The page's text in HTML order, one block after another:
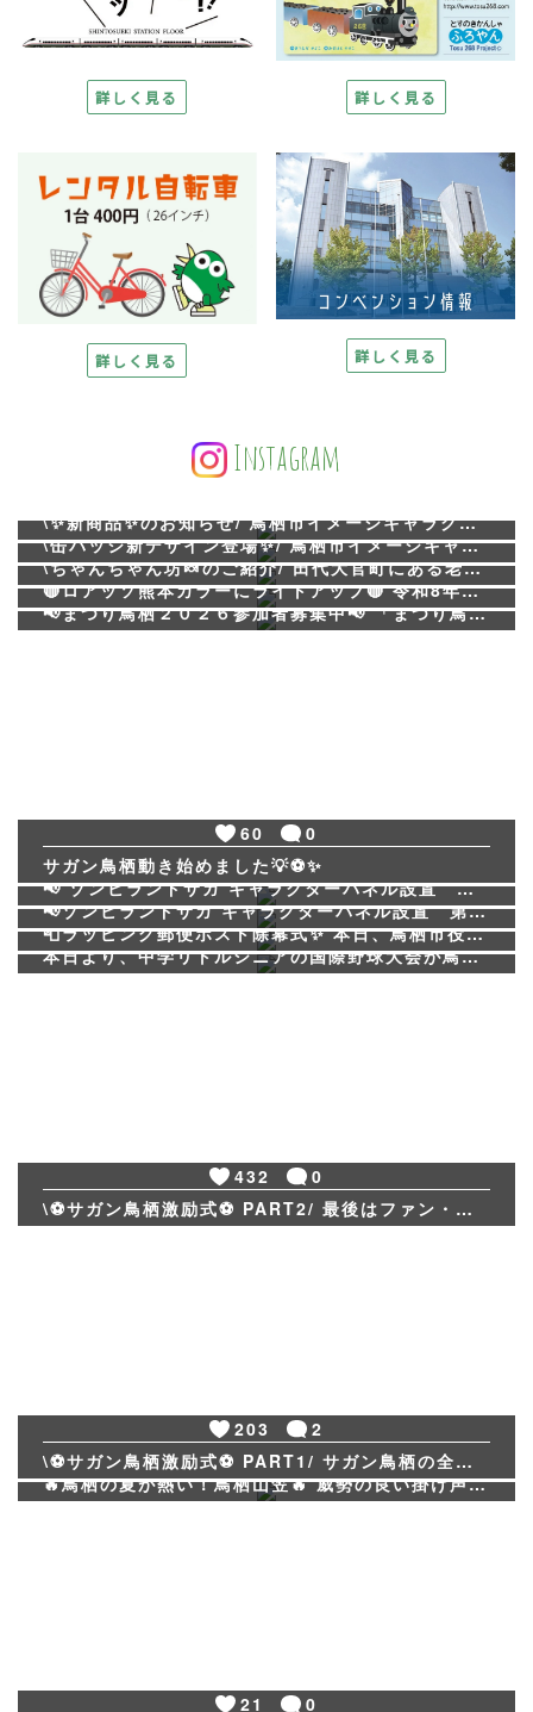
詳しく見る 詳しく見る
詳しく見る 詳しく見る
Instagram
\✨新商品✨のお知らせ/ 鳥栖市イメージキャラクター「とっとちゃん」のアクリルスタンドができました💚 デザインは全部で3種類🎉 飾って楽しむのはもちろん、 お土産やプレゼントにもぴったり🎁✨ ⚽ 8月8日のホーム開幕戦で販売開始！ ぜひ会場でご購入ください🤗🍀 #とっとちゃん #鳥栖市公式キャラクター #アクリルスタンド #鳥栖土産 #鳥栖
\缶バッジ新デザイン登場✨/ 鳥栖市イメージキャラクター「とっとちゃん」の新しい缶バッジができました🍀 バッグやポーチにつけたり、お土産や旅の記念にもぴったり♬ 新鳥栖駅観光案内所やサガン鳥栖ホーム戦などで販売🌼 ⚽8月8日のホーム開幕戦でも販売します！ 今回ご紹介したデザイン以外にも、さまざまなデザイン缶バッジをご用意しています✨ 皆さまのお越しをお待ちしています😊 #とっとちゃん #鳥栖市公式キャラクター #缶バッジ #ご当地グッズ #新鳥栖駅観光案内所 #鳥栖
28
0
\ちゃんちゃん坊🍬のご紹介/ 田代大官町にある老舗和菓子店、山ノ内製菓本舗✨ 職人さんがひとつひとつ丁寧に作り続ける、鳥栖の郷土銘菓「ちゃんちゃん坊」 大豆・水飴・上白糖だけで作られた、どこか懐かしく素朴な味わいが魅力です🍬 鳥栖で長く愛され続ける「ちゃんちゃん坊」 ぜひ一度、そのやさしい甘さを味わってみてください😊 新鳥栖駅観光案内所でも販売中です🚄 ------------------------------------ 📍 山ノ内製菓本舗 住所：佐賀県鳥栖市田代大官町821-1 電話番号：0942-82-2771 営業時間：9:00～19:00 定休日：水・木曜日 駐車場：あり ------------------------------------ #山ノ内製菓本舗 #ちゃんちゃん坊 #飴 #鳥栖土産 #鳥栖
118
0
🔴ロアッソ熊本カラーにライトアップ🔴 令和8年熊本地震で被災された皆さま、並びにご家族さまに心からお見舞い申し上げます。 被災地の一日も早い復旧・復興を心よりお祈り申し上げます。 駅前不動産スタジアムでは、ロアッソ熊本のクラブカラー「赤色」にライトアップを行っています。 この灯りには、被災された皆さまの安全と、一日も早い復旧・復興への願いが込められています。 想いを込めた赤い光が、少しでも復興へのエールとなりますように。 💡 駅前不動産スタジアム外周ライトアップ期間 📅 8月1日（土）～8月7日（金） 🕕 20時00分～21時30分（予定） #駅前不動産スタジアム #サガン鳥栖 #ロアッソ熊本 #熊本地震 #ライトアップ
55
0
📢まつり鳥栖２０２６参加者募集中📢 「まつり鳥栖２０２６」のステージ出演・露店出店の募集を開始しました✨ 参加をご希望の方は、募集要項をご確認のうえ、お申込みください。 ※ 詳細は、ホームページをご確認ください。 URL：http://www.tosu-kanko.jp/ 📅 募集期間：8月3日（月）～8月10日（月） 皆さまのご応募をお待ちしております💫 #まつり鳥栖2026 #まつり鳥栖 #夏祭り #鳥栖
60
0
サガン鳥栖動き始めました💡⚽️✨️
109
0
📢 ゾンビランドサガ キャラクターパネル設置 第2弾✨ 県内7か所のうち、市内4か所に設置されているキャラクターパネル✨ 前編に続き、残り市内の3か所をご紹介します🎀 📍源さくら（鳥栖市役所） 📍水野愛（駅前不動産スタジアム） 📍ゆうぎり（鳥栖駅） ぜひ巡って、記念撮影をお楽しみください📸✨ 📅 設置期間：8月6日まで #鳥栖市 #サガン鳥栖 #鳥栖市民DAY #ゾンビランドサガ #源さくら #水野愛 #ゆうぎり #鳥栖市役所 #駅前不動産スタジアム #鳥栖駅
65
1
📢ゾンビランドサガ キャラクターパネル設置 第１弾✨ 『ゾンビランドサガ』のキャラクター 星川リリィが、新鳥栖駅観光案内所にご来臨...🌟 ぜひ観光案内所へお立ち寄りいただき、星川リリィと一緒に記念撮影をお楽しみください😊💕 なお、設置は8月6日までとなってまーす。急ぎましょう❣ 8月8日（土）に開催されるサガン鳥栖ホーム開幕戦「鳥栖市民DAY2026-27～光が彩るスペシャルナイト～」と、劇場版『ゾンビランドサガ ゆめぎんがパラダイス』とのコラボ企画✨ スタジアムでは『ゾンビランドサガ』とのコラボイベントやフォトスポットなども予定されています📸 ぜひスタジアムへ足を運び、ホーム開幕戦を一緒に盛り上げましょう🙌💙🩷 ▼詳しくはこちら 🏛️ 鳥栖市ホームページ https://www.city.tosu.lg.jp/soshiki/12/110401.html ⚽ サガン鳥栖公式サイト https://www.sagan-tosu.net/lp/2026-27/0808/ 🌟 劇場版『ゾンビランドサガ ゆめぎんがパラダイス』公式サイト https://zombielandsaga-movie.com/news/detail.php?id=1134474 #鳥栖市 #新鳥栖駅 #新鳥栖駅観光案内所 #サガン鳥栖 #鳥栖市民DAY #ゾンビランドサガ #星川リリィ
81
1
📮ラッピング郵便ポスト除幕式✨ 本日、鳥栖市役所前にて 「サガン鳥栖×SAGA久光スプリングス ラッピング郵便ポスト」の除幕式が行われました！ このラッピング郵便ポストは、鳥栖市とサガン鳥栖・SAGA久光スプリングスが協働で制作したもので、両チームを地域の皆さまにより身近に感じていただき、スポーツを通じた地域愛着のシンボルとして誕生しました✨ 除幕式には、🐻ぽすとーすと ⚽ウィントス 🏐ハルちゃん 🐥とっとちゃん が登場し、会場を盛り上げてくれました✨ ラッピング郵便ポストは、 📍鳥栖市役所📍鳥栖駅📍新鳥栖駅 の3か所に設置されています！ ぜひお近くにお越しの際はご覧ください😊🍀 #鳥栖市 #サガン鳥栖 #SAGA久光スプリングス #ラッピング郵便ポスト #郵便ポスト #ぽすとーすと #ウィントス #ハルちゃん #とっとちゃん #スポーツのまち
64
0
本日より、中学リトルシニアの国際野球大会が鳥栖市をメイン球場に開催されています⚾️✨️ 鳥栖市民球場にて、鳥栖・佐賀の銘菓やとっとちゃんグッズ等販売しております！ 大会名入りの記念缶バッジも販売中🪄 数に限りがありますので、ぜひお早めにお立ち寄りください😊🙌 #野球大会 #佐賀土産 #鳥栖土産 #鳥栖
432
0
\⚽サガン鳥栖激励式⚽ PART2/ 最後はファン・サポーターの皆さまとハイタッチ！😊🙌 温かい雰囲気に包まれた退場となりました✨ @sagantosu_official #サガン鳥栖 #Sagantosu #鳥栖市 #2026_27シーズン #激励式 #Jリーグ #鳥栖
203
2
\⚽サガン鳥栖激励式⚽ PART1/ サガン鳥栖の全選手・スタッフの皆さんが鳥栖市役所を表敬訪問され、2026/27シーズン激励式が行われました！✨ 新シーズンへの期待と熱気に包まれた会場🔥 選手・スタッフの皆さんの力強い姿に、これから始まるシーズンがますます楽しみになりました😊 鳥栖のまち全体で、サガン鳥栖を応援しましょう！🔥 頑張れ！サガン鳥栖💙🩷 @sagantosu_official #サガン鳥栖 #Sagantosu #鳥栖市 #2026_27シーズン #激励式 #Jリーグ #鳥栖
138
0
🔥鳥栖の夏が熱い！鳥栖山笠🔥 威勢の良い掛け声、迫力ある山笠、そして会場を包み込む熱気…✨ まさに鳥栖の夏を感じる一日でした☀️ 鳥栖山笠は明日も開催‼️ 今日来られなかった方も、ぜひこの熱気を体感してください🤩 #山笠 #鳥栖山笠 #鳥栖 #夏祭り #鳥栖観光
21
0